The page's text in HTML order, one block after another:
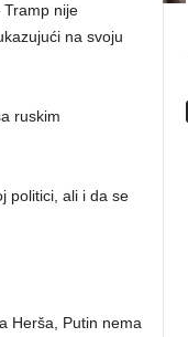
nije
na svoju
ruskim
politici, ali i da se
Herša, Putin nema